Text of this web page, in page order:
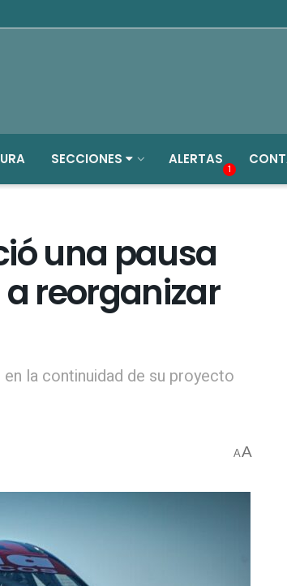
SECCIONES ALERTAS
1
una pausa
a reorganizar
la continuidad de su proyecto
AA